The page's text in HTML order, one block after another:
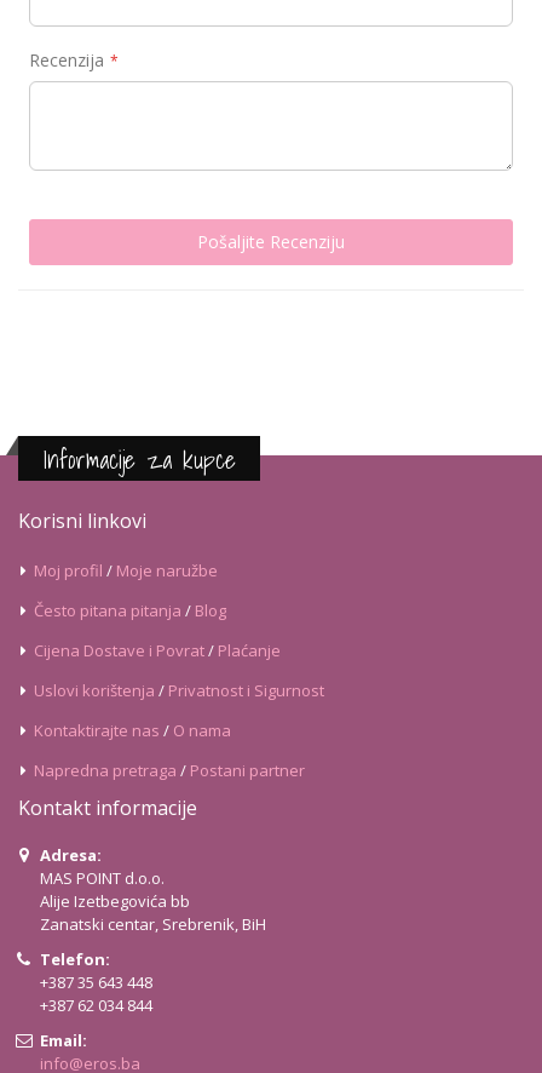
Recenzija
Pošaljite Recenziju
Informacije za kupce
Korisni linkovi
Moj profil / Moje naružbe
Često pitana pitanja / Blog
Cijena Dostave i Povrat/ Plaćanje
Uslovi korištenja / Privatnost i Sigurnost
Kontaktirajte nas / O nama
Napredna pretraga / Postani partner
Kontakt informacije
Adresa:
MAS POINT d.o.o.
Alije Izetbegovića bb
Zanatski centar, Srebrenik, BiH
Telefon:
+387 35 643 448
+387 62 034 844
Email:
info@eros.ba